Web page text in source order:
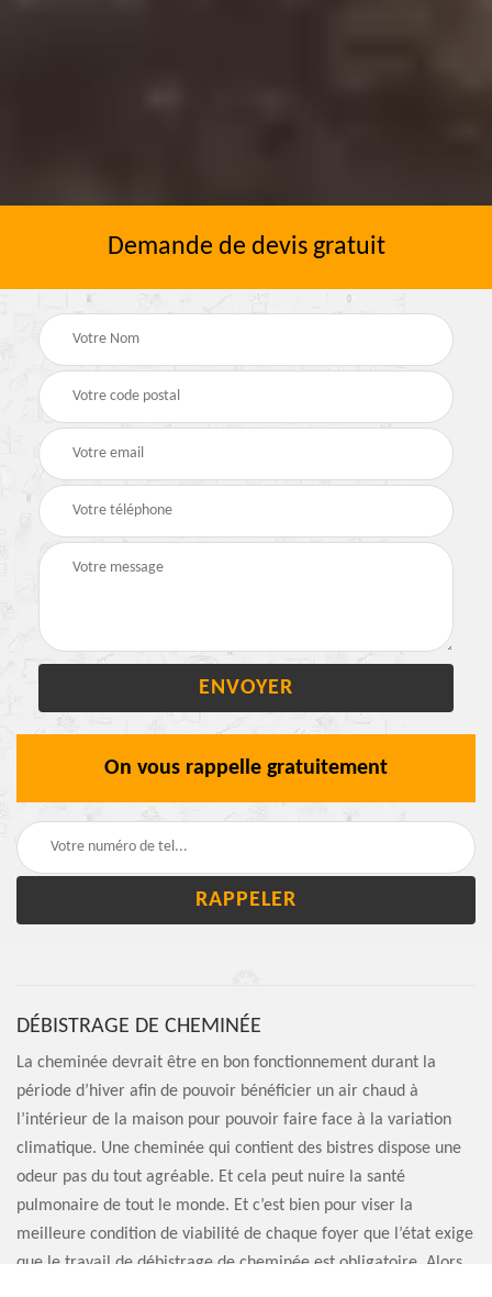
Demande de devis gratuit
On vous rappelle gratuitement
DÉBISTRAGE DE CHEMINÉE
La cheminée devrait être en bon fonctionnement durant la
période d’hiver afin de pouvoir bénéficier un air chaud à
l’intérieur de la maison pour pouvoir faire face à la variation
climatique. Une cheminée qui contient des bistres dispose une
odeur pas du tout agréable. Et cela peut nuire la santé
pulmonaire de tout le monde. Et c’est bien pour viser la
meilleure condition de viabilité de chaque foyer que l’état exige
que le travail de débistrage de cheminée est obligatoire. Alors,